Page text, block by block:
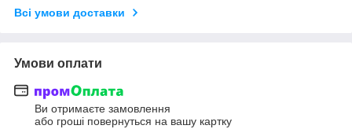
Всі умови доставки
Умови оплати
Ви отримаєте замовлення
або гроші повернуться на вашу картку